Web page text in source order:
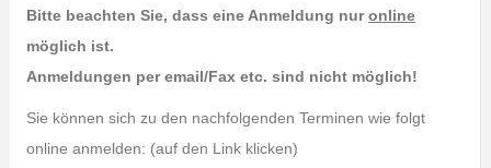
Bitte beachten Sie, dass eine Anmeldung nuronline
möglich ist.
Anmeldungen per email/Fax etc. sind nicht möglich!
Sie können sich zu den nachfolgenden Terminen wie folgt
online anmelden: (auf den Link klicken)